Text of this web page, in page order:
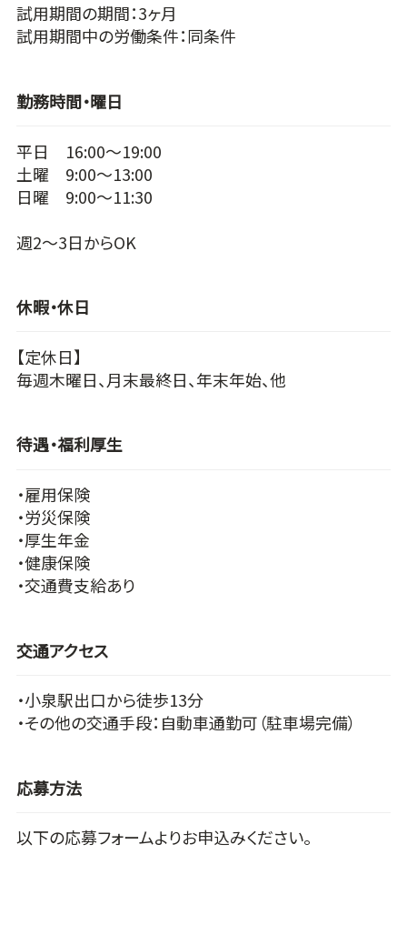
試用期間の期間：3ヶ月
試用期間中の労働条件：同条件
勤務時間・曜日
平日 16:00～19:00
土曜 9:00～13:00
日曜 9:00～11:30
週2～3日からOK
休暇・休日
【定休日】
毎週木曜日、月末最終日、年末年始、他
待遇・福利厚生
・雇用保険
・労災保険
・厚生年金
・健康保険
・交通費支給あり
交通アクセス
・小泉駅出口から徒歩13分
・その他の交通手段：自動車通勤可（駐車場完備）
応募方法
以下の応募フォームよりお申込みください。